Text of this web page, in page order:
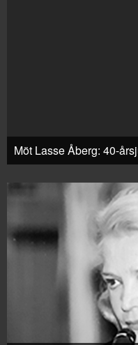
Möt Lasse Åberg: 40-